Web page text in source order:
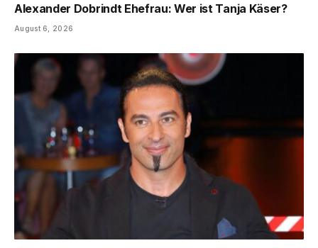
Alexander Dobrindt Ehefrau: Wer ist Tanja Käser?
August 6, 2026